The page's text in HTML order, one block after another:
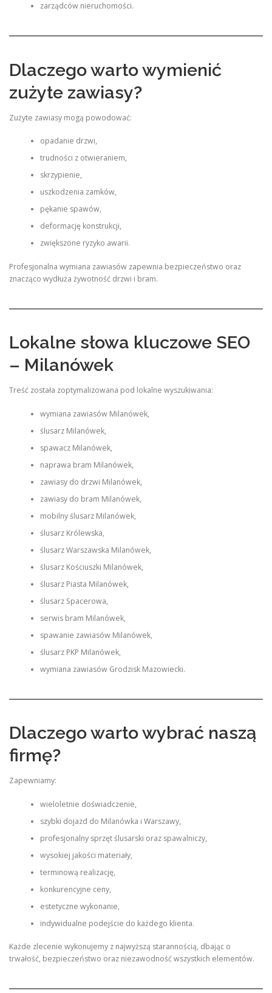
zarządców nieruchomości.
Dlaczego warto wymienić
zużyte zawiasy?
Zużyte zawiasy mogą powodować:
opadanie drzwi,
trudności z otwieraniem,
skrzypienie,
uszkodzenia zamków,
pękanie spawów,
deformację konstrukcji,
zwiększone ryzyko awarii.
Profesjonalna wymiana zawiasów zapewnia bezpieczeństwo oraz
znacząco wydłuża żywotność drzwi i bram.
Lokalne słowa kluczowe SEO
– Milanówek
Treść została zoptymalizowana pod lokalne wyszukiwania:
wymiana zawiasów Milanówek,
ślusarz Milanówek,
spawacz Milanówek,
naprawa bram Milanówek,
zawiasy do drzwi Milanówek,
zawiasy do bram Milanówek,
mobilny ślusarz Milanówek,
ślusarz Królewska,
ślusarz Warszawska Milanówek,
ślusarz Kościuszki Milanówek,
ślusarz Piasta Milanówek,
ślusarz Spacerowa,
serwis bram Milanówek,
spawanie zawiasów Milanówek,
ślusarz PKP Milanówek,
wymiana zawiasów Grodzisk Mazowiecki.
Dlaczego warto wybrać naszą
firmę?
Zapewniamy:
wieloletnie doświadczenie,
szybki dojazd do Milanówka i Warszawy,
profesjonalny sprzęt ślusarski oraz spawalniczy,
wysokiej jakości materiały,
terminową realizację,
konkurencyjne ceny,
estetyczne wykonanie,
indywidualne podejście do każdego klienta.
Każde zlecenie wykonujemy z najwyższą starannością, dbając o
trwałość, bezpieczeństwo oraz niezawodność wszystkich elementów.